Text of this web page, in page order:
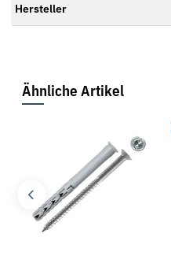
Hersteller
Ähnliche Artikel